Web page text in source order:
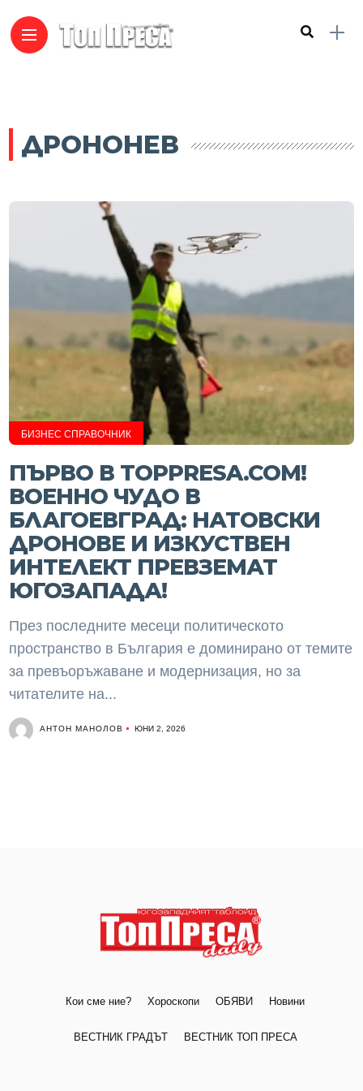
ДРОНОНЕВ
БИЗНЕС СПРАВОЧНИК
ПЪРВО В TOPPRESA.COM!
ВОЕННО ЧУДО В
БЛАГОЕВГРАД: НАТОВСКИ
ДРОНОВЕ И ИЗКУСТВЕН
ИНТЕЛЕКТ ПРЕВЗЕМАТ
ЮГОЗАПАДА!
През последните месеци политическото
пространство в България е доминирано от темите
за превъоръжаване и модернизация, но за
читателите на...
АНТОН МАНОЛОВ ЮНИ 2, 2026
Кои сме ние? Хороскопи ОБЯВИ Новини
ВЕСТНИК ГРАДЪТ ВЕСТНИК ТОП ПРЕСА